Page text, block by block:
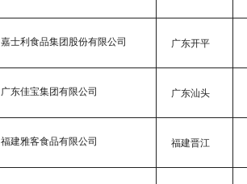
嘉士利食品集团股份有限公司 广东开平
广东佳宝集团有限公司 广东汕头
福建雅客食品有限公司 福建晋江